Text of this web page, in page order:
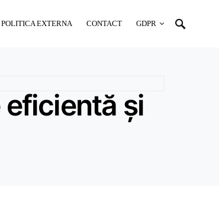
POLITICA EXTERNA CONTACT GDPR
și